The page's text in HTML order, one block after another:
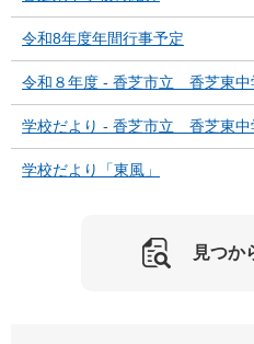
令和8年度年間行事予定
令和８年度 - 香芝市立 香芝東中
学校だより - 香芝市立 香芝東中
学校だより「東風」
見つか